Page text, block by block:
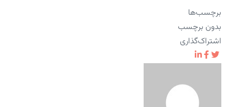
برچسب‌ها
بدون برچسب
اشتراک‌گذاری